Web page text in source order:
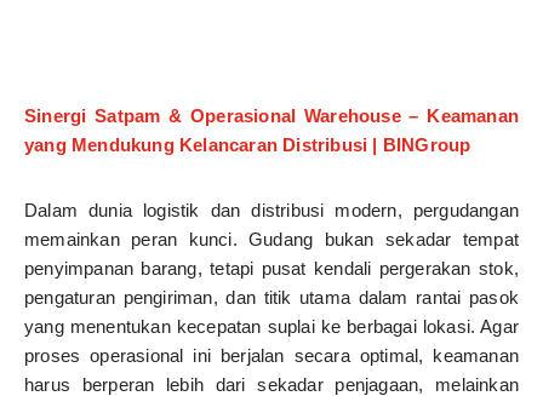
Sinergi Satpam & Operasional Warehouse – Keamanan
yang Mendukung Kelancaran Distribusi | BINGroup
Dalam dunia logistik dan distribusi modern, pergudangan
memainkan peran kunci. Gudang bukan sekadar tempat
penyimpanan barang, tetapi pusat kendali pergerakan stok,
pengaturan pengiriman, dan titik utama dalam rantai pasok
yang menentukan kecepatan suplai ke berbagai lokasi. Agar
proses operasional ini berjalan secara optimal, keamanan
harus berperan lebih dari sekadar penjagaan, melainkan